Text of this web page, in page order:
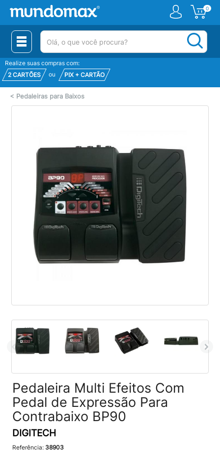
0
(pesquisar)
Realize suas compras com:
2 CARTÕES
ou PIX + CARTÃO
< Pedaleiras para Baixos
Pedaleira Multi Efeitos Com
Pedal de Expressão Para
Contrabaixo BP90
DIGITECH
Referência: 38903